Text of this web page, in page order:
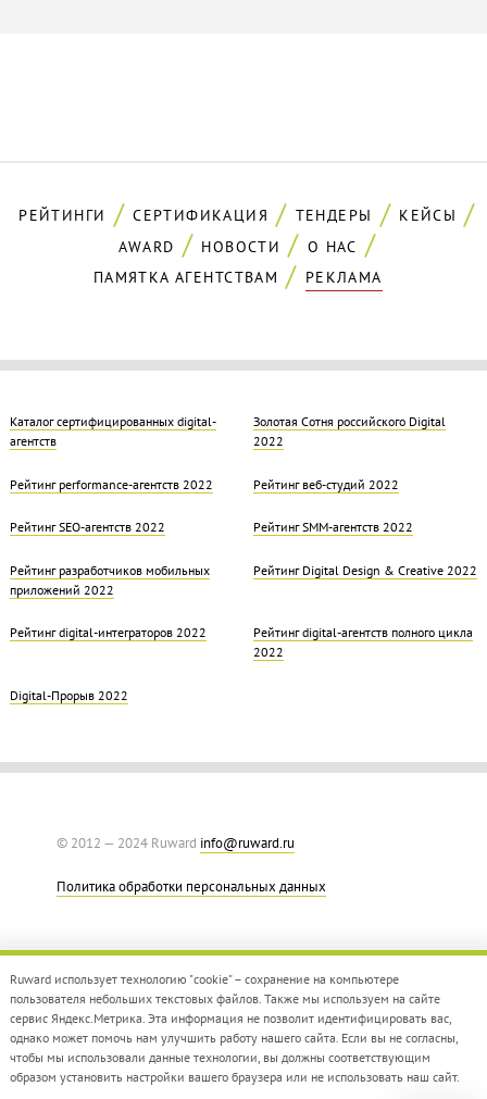
РЕЙТИНГИ СЕРТИФИКАЦИЯ ТЕНДЕРЫ
КЕЙСЫ
AWARD
НОВОСТИ
О НАС
ПАМЯТКА АГЕНТСТВАМ
РЕКЛАМА
Каталог сертифицированных digital-
агентств
Золотая Cотня российского Digital
2022
Рейтинг performance-агентств 2022 Рейтинг веб-студий 2022
Рейтинг SEO-агентств 2022 Рейтинг SMM-агентств 2022
Рейтинг разработчиков мобильных
приложений 2022
Рейтинг Digital Design & Creative 2022
Рейтинг digital-интеграторов 2022
Рейтинг digital-агентств полного цикла
2022
Digital-Прорыв 2022
© 2012 — 2024 Ruward info@ruward.ru
Политика обработки персональных данных
Дизайн –Red Collar
Создание сайта –Integrate
Ruward использует технологию "cookie" – сохранение на компьютере
пользователя небольших текстовых файлов. Также мы используем на сайте
сервис Яндекс.Метрика. Эта информация не позволит идентифицировать вас,
однако может помочь нам улучшить работу нашего сайта. Если вы не согласны,
чтобы мы использовали данные технологии, вы должны соответствующим
образом установить настройки вашего браузера или не использовать наш сайт.